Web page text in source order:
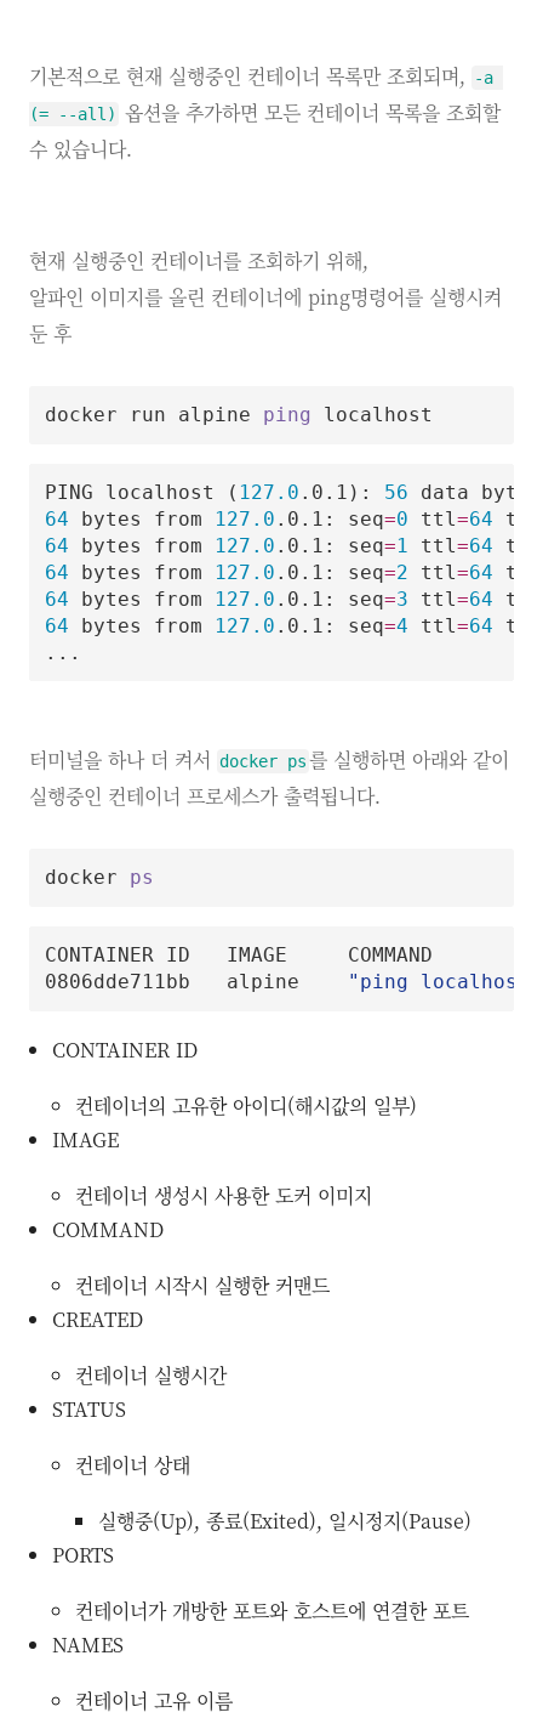
기본적으로 현재 실행중인 컨테이너 목록만 조회되며,
-a
(= --all) 옵션을 추가하면 모든 컨테이너 목록을 조회할
수 있습니다.
현재 실행중인 컨테이너를 조회하기 위해,
알파인 이미지를 올린 컨테이너에 ping명령어를 실행시켜
둔 후
docker run alpine ping
PING localhost ( 127.0 .0.1 ) : 56
64 bytes from 127.0 .0.1: seq=0 ttl =64
64 bytes from 127.0 .0.1: seq=1 ttl =64
64 bytes from 127.0 .0.1: seq=2 ttl =64
64 bytes from 127.0 .0.1: seq=3 ttl =64
64 bytes from 127.0 .0.1: seq=4 ttl =64
..
터미널을 하나 더 켜서 docker ps를 실행하면 아래와 같이
실행중인 컨테이너 프로세스가 출력됩니다.
docker ps
CONTAINER ID   IMAGE     COMMAND
0806dde711bb   alpine
"ping localhost"
CONTAINER ID
컨테이너의 고유한 아이디(해시값의 일부)
IMAGE
컨테이너 생성시 사용한 도커 이미지
COMMAND
컨테이너 시작시 실행한 커맨드
CREATED
컨테이너 실행시간
STATUS
컨테이너 상태
실행중(Up), 종료(Exited), 일시정지(Pause)
PORTS
컨테이너가 개방한 포트와 호스트에 연결한 포트
NAMES
컨테이너 고유 이름